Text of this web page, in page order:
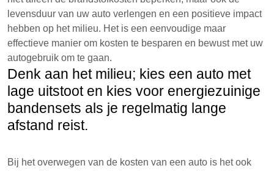
levensduur van uw auto verlengen en een positieve impact
hebben op het milieu. Het is een eenvoudige maar
effectieve manier om kosten te besparen en bewust met uw
autogebruik om te gaan.
Denk aan het milieu; kies een auto met
lage uitstoot en kies voor energiezuinige
bandensets als je regelmatig lange
afstand reist.
Bij het overwegen van de kosten van een auto is het ook